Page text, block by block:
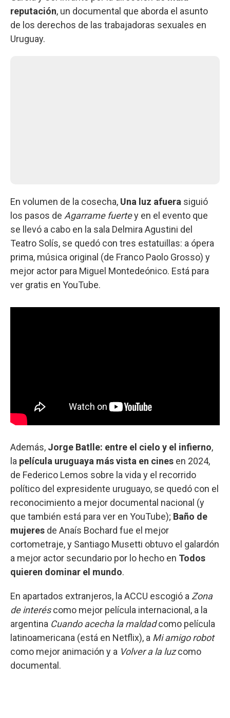
reputación, un documental que aborda el asunto
de los derechos de las trabajadoras sexuales en
Uruguay.
En volumen de la cosecha, Una luz afuera siguió
los pasos de Agarrame fuertey en el evento que
se llevó a cabo en la sala Delmira Agustini del
Teatro Solís, se quedó con tres estatuillas: a ópera
prima, música original (de Franco Paolo Grosso) y
mejor actor para Miguel Montedeónico. Está para
ver gratis en YouTube.
Además, Jorge Batlle: entre el cielo y el infierno,
la película uruguaya más vista en cines en 2024,
de Federico Lemos sobre la vida y el recorrido
político del expresidente uruguayo, se quedó con el
reconocimiento a mejor documental nacional (y
que también está para ver en YouTube); Baño de
mujeres de Anaís Bochard fue el mejor
cortometraje, y Santiago Musetti obtuvo el galardón
a mejor actor secundario por lo hecho en Todos
quieren dominar el mundo.
En apartados extranjeros, la ACCU escogió a Zona
de interéscomo mejor película internacional, a la
argentina Cuando acecha la maldadcomo película
latinoamericana (está en Netflix), a Mi amigo robot
como mejor animación y a Volver a la luzcomo
documental.